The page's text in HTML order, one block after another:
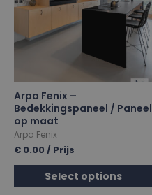
Arpa Fenix –
Bedekkingspaneel / Paneel
op maat
Arpa Fenix
€ 0.00 / Prijs
Select options